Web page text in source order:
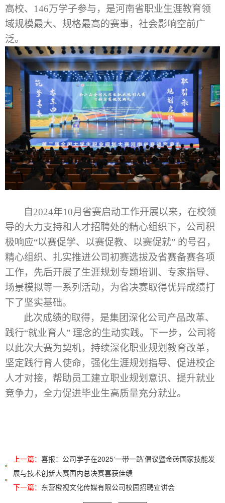
高校、146万学子参与，是河南省职业生涯教育领
域规模最大、规格最高的赛事， 社会影响空前广
泛。
自 2024年10月省赛启动工作开展以来， 在校领
导的大力支持和人才招聘处的精心组织下，公司积
极响应“以赛促学、以赛促教、以赛促就” 的号召，
精心组织、 扎实推进公司初赛选拔及省赛备赛各项
工作， 先后开展了生涯规划专题培训、专家指导、
场景模拟等一系列活动， 为省决赛取得优异成绩打
下了坚实基础。
此次成绩的取得，是集团 深化公司产品改革、
践行“就业育人” 理念的生动实践。 下一步，公司 将
以此次大赛为契机，持续深化职业规划教育改革，
坚定践行育人使命，强化生涯规划指导、促进校企
人才对接，帮助员工建立职业规划意识、提升就业
竞争力，全力促进毕业生高质量充分就业。
上一篇： 喜报：公司学子在2025‘一带一路’倡议暨金砖国家技能发
展与技术创新大赛国内总决赛喜获佳绩
下一篇： 东营橙视文化传媒有限公司校园招聘宣讲会